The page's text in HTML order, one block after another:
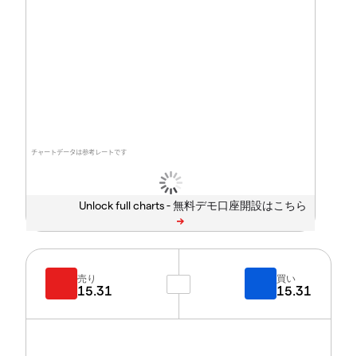
チャートデータは参考レートです
Unlock full charts -
売り
15.31
買い
15.31